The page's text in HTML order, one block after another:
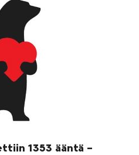
1353 ääntä –